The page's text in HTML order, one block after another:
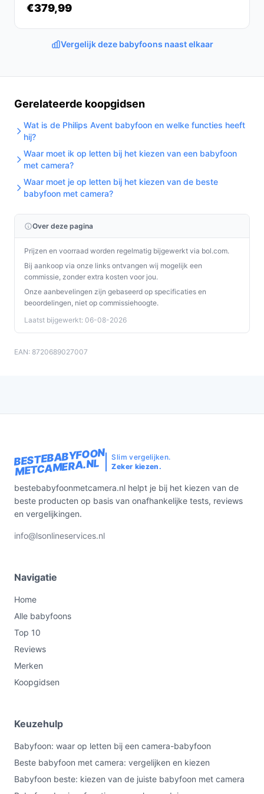
€379,99
Vergelijk deze babyfoons naast elkaar
Gerelateerde koopgidsen
Wat is de Philips Avent babyfoon en welke functies heeft
hij?
Waar moet ik op letten bij het kiezen van een babyfoon
met camera?
Waar moet je op letten bij het kiezen van de beste
babyfoon met camera?
Over deze pagina
Prijzen en voorraad worden regelmatig bijgewerkt via bol.com.
Bij aankoop via onze links ontvangen wij mogelijk een
commissie, zonder extra kosten voor jou.
Onze aanbevelingen zijn gebaseerd op specificaties en
beoordelingen, niet op commissiehoogte.
Laatst bijgewerkt: 06-08-2026
EAN: 8720689027007
BESTEBABYFOON
METCAMERA.NL
Slim vergelijken.
Zeker kiezen.
bestebabyfoonmetcamera.nl helpt je bij het kiezen van de
beste producten op basis van onafhankelijke tests, reviews
en vergelijkingen.
info@lsonlineservices.nl
Navigatie
Home
Alle babyfoons
Top 10
Reviews
Merken
Koopgidsen
Keuzehulp
Babyfoon: waar op letten bij een camera-babyfoon
Beste babyfoon met camera: vergelijken en kiezen
Babyfoon beste: kiezen van de juiste babyfoon met camera